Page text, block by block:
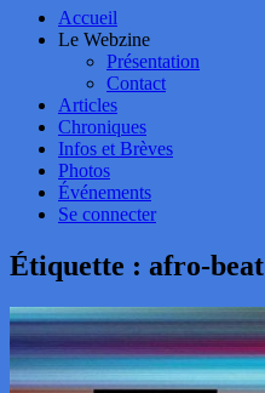
Accueil
Le Webzine
Présentation
Contact
Articles
Chroniques
Infos et Brèves
Photos
Événements
Se connecter
Étiquette : afro-beat